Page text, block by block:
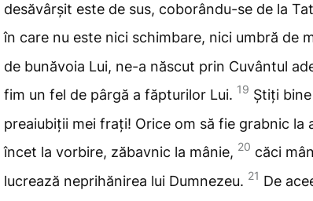
desăvârșit este de sus, coborându-se de la
în care nu este nici schimbare, nici umbră de
de bunăvoia Lui, ne-a născut prin Cuvântul
fim un fel de pârgă a făpturilor Lui. 19 Știți
preaiubiții mei frați! Orice om să fie grabnic la
încet la vorbire, zăbavnic la mânie, 20 căci
lucrează neprihănirea lui Dumnezeu. 21 De